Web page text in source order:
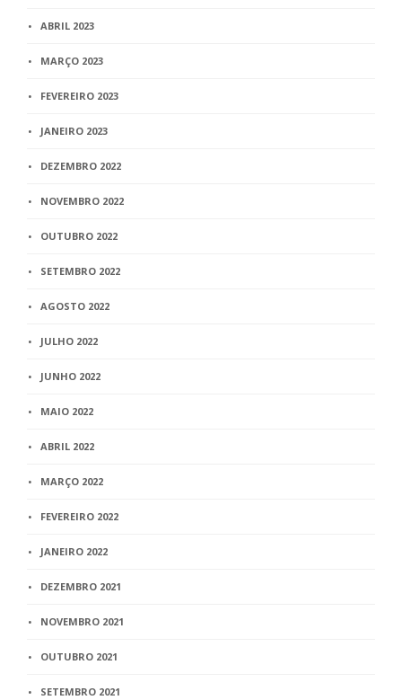
ABRIL 2023
MARÇO 2023
FEVEREIRO 2023
JANEIRO 2023
DEZEMBRO 2022
NOVEMBRO 2022
OUTUBRO 2022
SETEMBRO 2022
AGOSTO 2022
JULHO 2022
JUNHO 2022
MAIO 2022
ABRIL 2022
MARÇO 2022
FEVEREIRO 2022
JANEIRO 2022
DEZEMBRO 2021
NOVEMBRO 2021
OUTUBRO 2021
SETEMBRO 2021